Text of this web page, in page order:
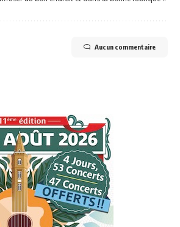
Aucun commentaire